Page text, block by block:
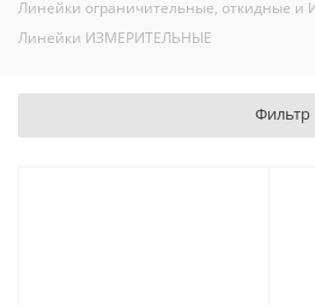
Линейки ограничительные, откидные и
Линейки ИЗМЕРИТЕЛЬНЫЕ
Фильтр